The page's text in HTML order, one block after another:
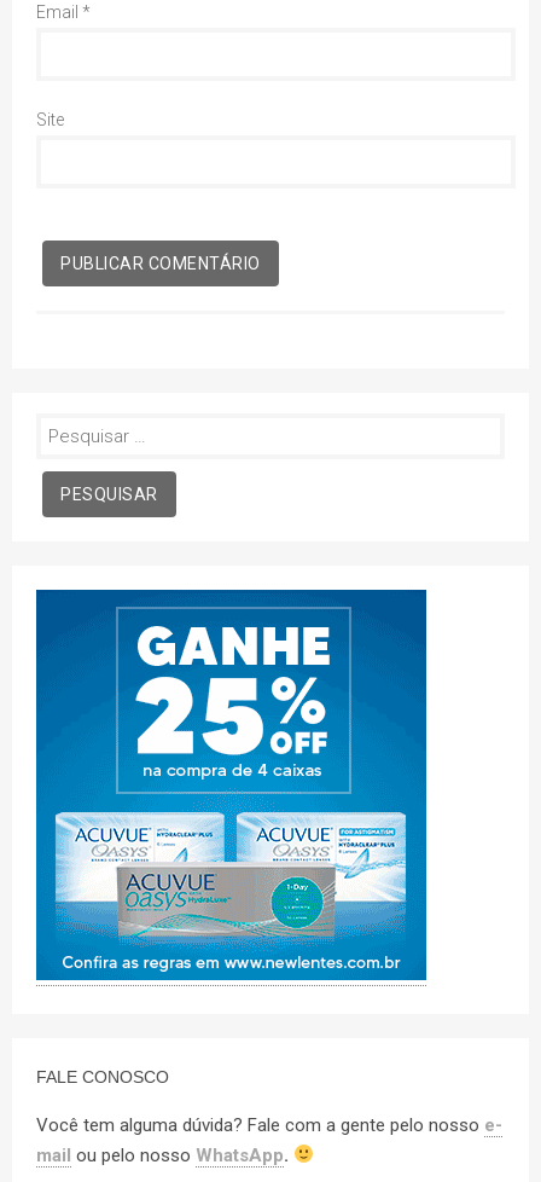
Email *
Site
Pesquisar
FALE CONOSCO
Você tem alguma dúvida? Fale com a gente pelo nosso e-
mail ou pelo nosso WhatsApp.